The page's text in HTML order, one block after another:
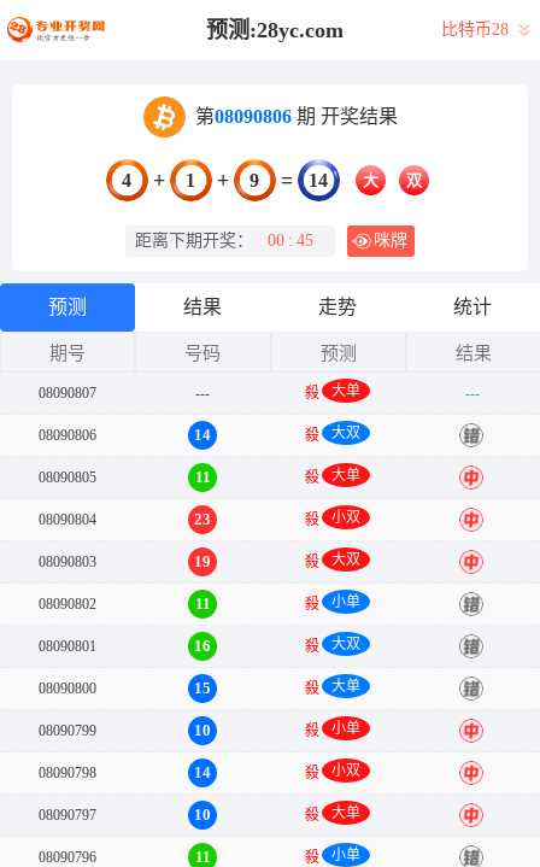
预测:28yc.com 比特币28
第08090806期 开奖结果
4 + 1 + 9 = 14 大 双
距离下期开奖： 00 : 45 咪牌
预测 结果 走势 统计
期号 号码 预测 结果
08090807 --- 殺 大单 ---
08090806 14 殺 大双 错
08090805 11 殺 大单 中
08090804 23 殺 小双 中
08090803 19 殺 大双 中
08090802 11 殺 小单 错
08090801 16 殺 大双 错
08090800 15 殺 大单 错
08090799 10 殺 小单 中
08090798 14 殺 小双 中
08090797 10 殺 大单 中
08090796 11 殺 小单 错